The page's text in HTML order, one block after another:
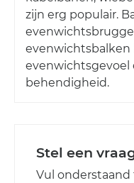
zijn erg populair.
evenwichtsbalken
evenwichtsgevoel
behendigheid.
Stel een
Vul